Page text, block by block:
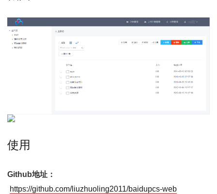
使用
Github地址：
https://github.com/liuzhuoling2011/baidupcs-web